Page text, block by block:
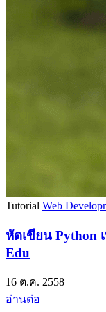
Tutorial Web
หัดเขียน Python
Edu
16 ต.ค. 2558
อ่านต่อ